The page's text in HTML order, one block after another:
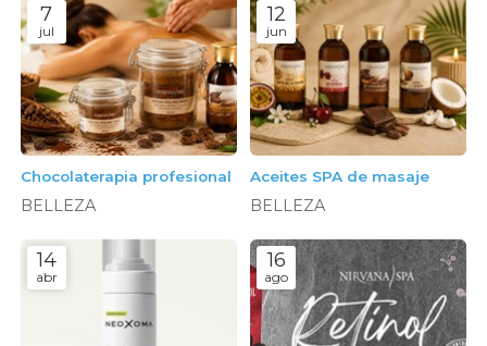
7
jul
Chocolaterapia profesional
BELLEZA
12
jun
Aceites SPA de masaje
BELLEZA
14
abr
16
ago